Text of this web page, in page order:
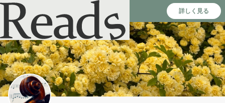
Reads - 読書のSNS＆記録アプリ 詳しく見る